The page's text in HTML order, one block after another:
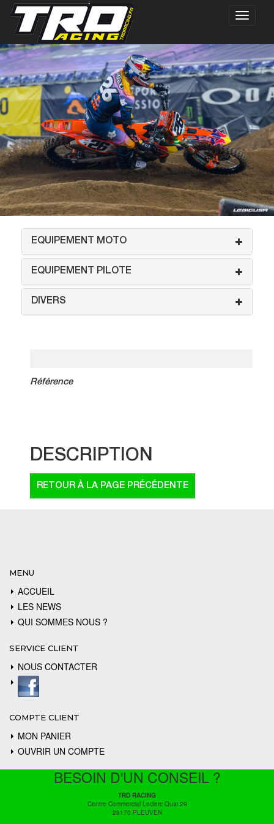
EQUIPEMENT MOTO
EQUIPEMENT PILOTE
DIVERS
Référence
DESCRIPTION
MENU
ACCUEIL
LES NEWS
QUI SOMMES NOUS ?
SERVICE CLIENT
NOUS CONTACTER
COMPTE CLIENT
MON PANIER
OUVRIR UN COMPTE
BESOIN D'UN CONSEIL ?
TRD RACING
Centre Commercial Leclerc Quai 29
29170 PLEUVEN